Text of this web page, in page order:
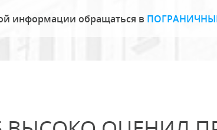
информации обращаться в